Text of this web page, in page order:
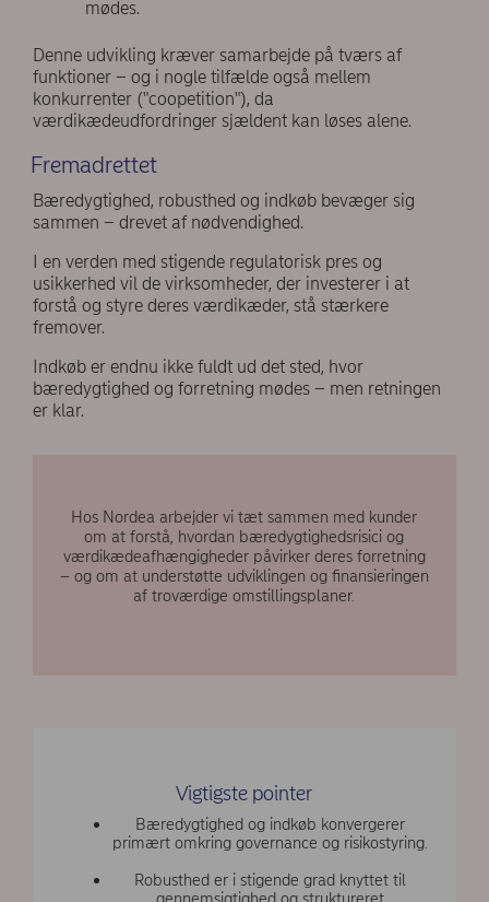
mødes.
Denne udvikling kræver samarbejde på tværs af
funktioner – og i nogle tilfælde også mellem
konkurrenter ("coopetition"), da
værdikædeudfordringer sjældent kan løses alene.
Fremadrettet
Bæredygtighed, robusthed og indkøb bevæger sig
sammen – drevet af nødvendighed.
I en verden med stigende regulatorisk pres og
usikkerhed vil de virksomheder, der investerer i at
forstå og styre deres værdikæder, stå stærkere
fremover.
Indkøb er endnu ikke fuldt ud det sted, hvor
bæredygtighed og forretning mødes – men retningen
er klar.
Hos Nordea arbejder vi tæt sammen med kunder
om at forstå, hvordan bæredygtighedsrisici og
værdikædeafhængigheder påvirker deres forretning
– og om at understøtte udviklingen og finansieringen
af troværdige omstillingsplaner.
Vigtigste pointer
Bæredygtighed og indkøb konvergerer
primært omkring governance og risikostyring.
Robusthed er i stigende grad knyttet til